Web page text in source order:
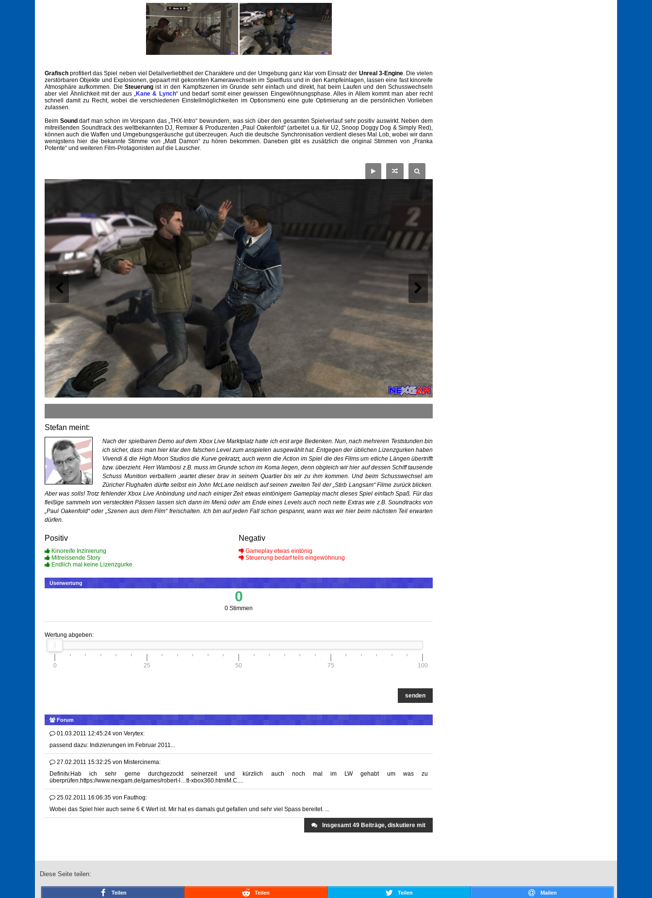
Grafisch profitiert das Spiel neben viel Detailverliebtheit der Charaktere und der Umgebung ganz klar vom Einsatz der Unreal 3-Engine. Die vielen
zerstörbaren Objekte und Explosionen, gepaart mit gekonnten Kamerawechseln im Spielfluss und in den Kampfeinlagen, lassen eine fast kinoreife
Atmosphäre aufkommen. DieSteuerung ist in den Kampfszenen im Grunde sehr einfach und direkt, hat beim Laufen und den Schusswechseln
aber viel Ähnlichkeit mit der aus „Kane & Lynch“ und bedarf somit einer gewissen Eingewöhnungsphase. Alles in Allem kommt man aber recht
schnell damit zu Recht, wobei die verschiedenen Einstellmöglichkeiten im Optionsmenü eine gute Optimierung an die persönlichen Vorlieben
zulassen.
Beim Sound darf man schon im Vorspann das „THX-Intro“ bewundern, was sich über den gesamten Spielverlauf sehr positiv auswirkt. Neben dem
mitreißenden Soundtrack des weltbekannten DJ, Remixer & Produzenten „Paul Oakenfold“ (arbeitet u.a. für U2, Snoop Doggy Dog & Simply Red),
können auch die Waffen und Umgebungsgeräusche gut überzeugen. Auch die deutsche Synchronisation verdient dieses Mal Lob, wobei wir dann
wenigstens hier die bekannte Stimme von „Matt Damon“ zu hören bekommen. Daneben gibt es zusätzlich die original Stimmen von „Franka
Potente“ und weiteren Film-Protagonisten auf die Lauscher.
Stefan meint:
Nach der spielbaren Demo auf dem Xbox Live Marktplatz hatte ich erst arge Bedenken. Nun, nach mehreren Teststunden bin
ich sicher, dass man hier klar den falschen Level zum anspielen ausgewählt hat. Entgegen der üblichen Lizenzgurken haben
Vivendi & die High Moon Studios die Kurve gekratzt, auch wenn die Action im Spiel die des Films um etliche Längen übertrifft
bzw. überzieht. Herr Wambosi z.B. muss im Grunde schon im Koma liegen, denn obgleich wir hier auf dessen Schiff tausende
Schuss Munition verballern ,wartet dieser brav in seinem Quartier bis wir zu ihm kommen. Und beim Schusswechsel am
Züricher Flughafen dürfte selbst ein John McLane neidisch auf seinen zweiten Teil der „Stirb Langsam“ Filme zurück blicken.
Aber was solls! Trotz fehlender Xbox Live Anbindung und nach einiger Zeit etwas eintönigem Gameplay macht dieses Spiel einfach Spaß. Für das
fleißige sammeln von versteckten Pässen lassen sich dann im Menü oder am Ende eines Levels auch noch nette Extras wie z.B. Soundtracks von
„Paul Oakenfold“ oder „Szenen aus dem Film“ freischalten. Ich bin auf jeden Fall schon gespannt, wann was wir hier beim nächsten Teil erwarten
dürfen.
Positiv
Kinoreife Inzinierung
Mitreissende Story
Endlich mal keine Lizenzgurke
Negativ
Gameplay etwas eintönig
Steuerung bedarf teils eingewöhnung
Userwertung
0
0 Stimmen
Wertung abgeben:
0 25 50 75 100
senden
Forum
01.03.2011 12:45:24 von Verytex:
passend dazu: Indizierungen im Februar 2011...
27.02.2011 15:32:25 von Mistercinema:
Definitv.Hab ich sehr gerne durchgezockt seinerzeit und kürzlich auch noch mal im LW gehabt um was zu
überprüfen.https://www.nexgam.de/games/robert-l…tt-xbox360.htmlM.C....
25.02.2011 16:06:35 von Fauthog:
Wobei das Spiel hier auch seine 6 € Wert ist. Mir hat es damals gut gefallen und sehr viel Spass bereitet. ...
Insgesamt 49 Beiträge, diskutiere mit
Diese Seite teilen:
Teilen Teilen Teilen Mailen